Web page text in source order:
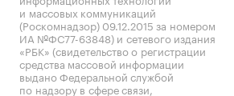
и массовых коммуникаций
(Роскомнадзор) 09.12.2015 за номером
ИА №ФС77-63848) и сетевого издания
«РБК» (свидетельство о регистрации
средства массовой информации
выдано Федеральной службой
по надзору в сфере связи,